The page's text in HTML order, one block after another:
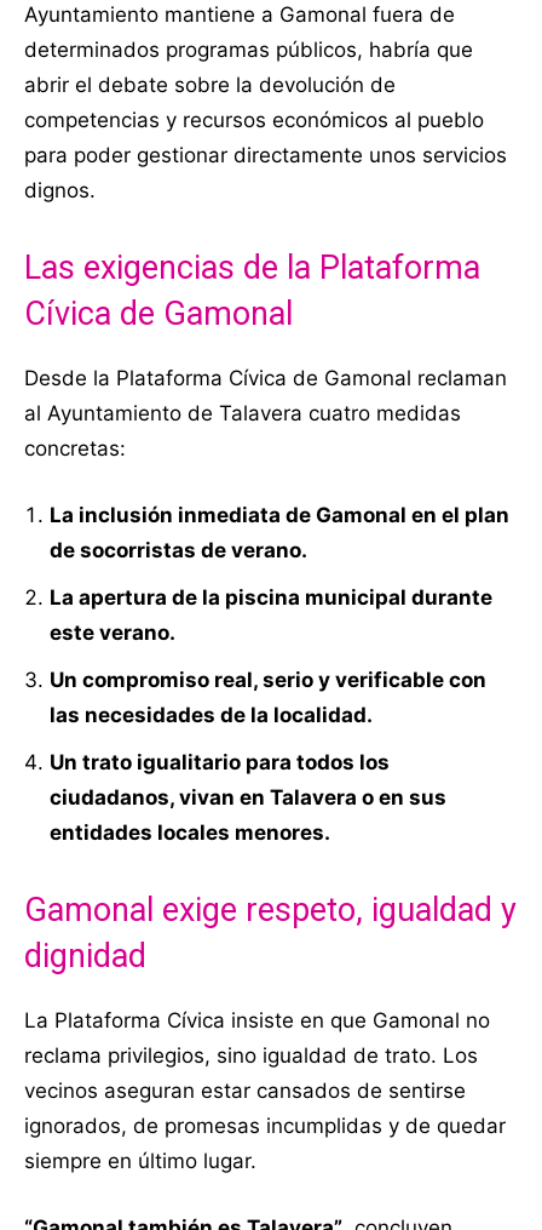
Ayuntamiento mantiene a Gamonal fuera de
determinados programas públicos, habría que
abrir el debate sobre la devolución de
competencias y recursos económicos al pueblo
para poder gestionar directamente unos servicios
dignos.
Las exigencias de la Plataforma
Cívica de Gamonal
Desde la Plataforma Cívica de Gamonal reclaman
al Ayuntamiento de Talavera cuatro medidas
concretas:
La inclusión inmediata de Gamonal en el plan
de socorristas de verano.
La apertura de la piscina municipal durante
este verano.
Un compromiso real, serio y verificable con
las necesidades de la localidad.
Un trato igualitario para todos los
ciudadanos, vivan en Talavera o en sus
entidades locales menores.
Gamonal exige respeto, igualdad y
dignidad
La Plataforma Cívica insiste en que Gamonal no
reclama privilegios, sino igualdad de trato. Los
vecinos aseguran estar cansados de sentirse
ignorados, de promesas incumplidas y de quedar
siempre en último lugar.